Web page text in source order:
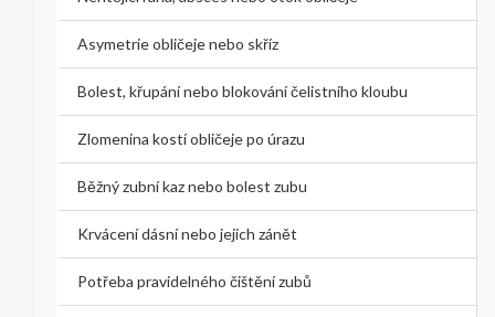
Asymetrie obličeje nebo skříz
Bolest, křupání nebo blokování čelistního kloubu
Zlomenina kostí obličeje po úrazu
Běžný zubní kaz nebo bolest zubu
Krvácení dásní nebo jejich zánět
Potřeba pravidelného čištění zubů